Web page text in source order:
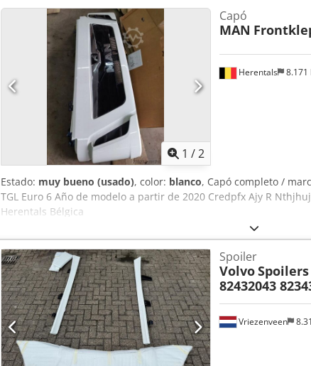
1 /2
Herentals 8.171
Capó
MAN
Estado: muy bueno (usado), color: blanco, Capó completo /
TGL Euro 6 Año de modelo a partir de 2020 Credpfx Ajy R
Herentals Bélgica
Vriezenveen
Spoiler
VolvoSpoilers
82432043